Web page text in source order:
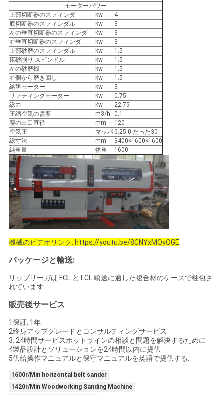
求
し
な
さ
い
地
図
PRIVACY
POLICY
モーターパワー
上部切断器のスフィンダ
kw
4
底切断器のスフィンダル
kw
3
左の垂直切断器のスフィンダ
kw
3
右垂直切断器のスフィンダ
kw
3
上部砂磨のスフィンダル
kw
1.5
床砂削り スピンドル
kw
1.5
左の砂磨機
kw
1.5
右側から磨き回し
kw
1.5
給餌モーター
kw
3
リフティングモーター
kw
0.75
総力
kw
22.75
圧縮空気の需要
m3/h
0.1
塵の出口直径
mm
120
空気圧
マッパ 0.25-0 だった30
総寸法
mm
3400×1600×1600
純重量
体重 1600
機械のビデオリンク: https://youtu.be/8CNYxMQyOGE
パッケージと輸送:
リップサーガは FCL と LCL 輸送に適した複合材のケースで梱包さ
れています.
販売後サービス
1保証: 1年
2終身アップグレードとコンサルティングサービス
3. 24時間サービスホットラインの相談と問題を解決するために
4製品設計とソリューションを24時間以内に提供
5供給操作マニュアルと保守マニュアルを英語で提供する.
1600r/Min horizontal belt sander
1420r/Min Woodworking Sanding Machine